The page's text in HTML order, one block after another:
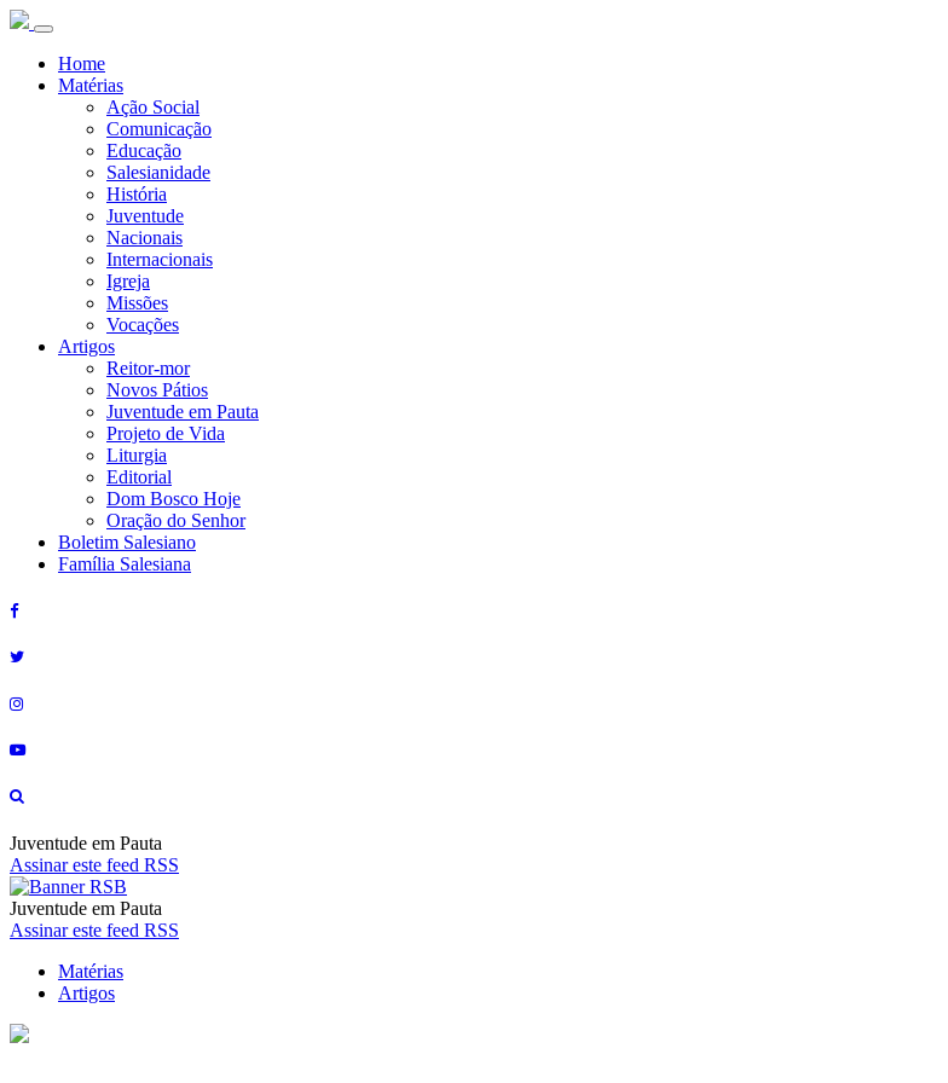
Home
Matérias
Ação Social
Comunicação
Educação
Salesianidade
História
Juventude
Nacionais
Internacionais
Igreja
Missões
Vocações
Artigos
Reitor-mor
Novos Pátios
Juventude em Pauta
Projeto de Vida
Liturgia
Editorial
Dom Bosco Hoje
Oração do Senhor
Boletim Salesiano
Família Salesiana
Juventude em Pauta
Assinar este feed RSS
Juventude em Pauta
Assinar este feed RSS
Matérias
Artigos